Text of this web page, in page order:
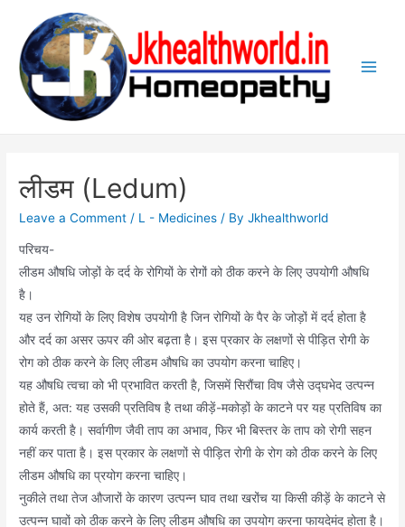
content
लीडम (Ledum)
Leave a Comment / L - Medicines / ByJkhealthworld
परिचय-
लीडम औषधि जोड़ों के दर्द के रोगियों के रोगों को ठीक करने के लिए उपयोगी औषधि
है।
यह उन रोगियों के लिए विशेष उपयोगी है जिन रोगियों के पैर के जोड़ों में दर्द होता है
और दर्द का असर ऊपर की ओर बढ़ता है। इस प्रकार के लक्षणों से पीड़ित रोगी के
रोग को ठीक करने के लिए लीडम औषधि का उपयोग करना चाहिए।
यह औषधि त्वचा को भी प्रभावित करती है, जिसमें सिरौंचा विष जैसे उद्घभेद उत्पन्न
होते हैं, अत: यह उसकी प्रतिविष है तथा कीड़ें-मकोड़ों के काटने पर यह प्रतिविष का
कार्य करती है। सर्वागीण जैवी ताप का अभाव, फिर भी बिस्तर के ताप को रोगी सहन
नहीं कर पाता है। इस प्रकार के लक्षणों से पीड़ित रोगी के रोग को ठीक करने के लिए
लीडम औषधि का प्रयोग करना चाहिए।
नुकीले तथा तेज औजारों के कारण उत्पन्न घाव तथा खरोंच या किसी कीड़ें के काटने से
उत्पन्न घावों को ठीक करने के लिए लीडम औषधि का उपयोग करना फायदेमंद होता है।